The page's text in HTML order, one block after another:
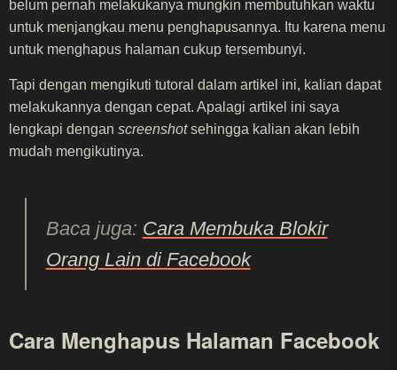
belum pernah melakukanya mungkin membutuhkan waktu
untuk menjangkau menu penghapusannya. Itu karena menu
untuk menghapus halaman cukup tersembunyi.
Tapi dengan mengikuti tutoral dalam artikel ini, kalian dapat
melakukannya dengan cepat. Apalagi artikel ini saya
lengkapi dengan screenshotsehingga kalian akan lebih
mudah mengikutinya.
Baca juga: Cara Membuka Blokir
Orang Lain di Facebook
​​Cara Menghapus Halaman Facebook